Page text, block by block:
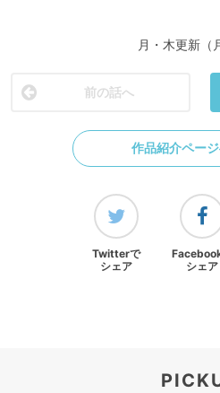
月・木更新（
前の話へ
作品紹介ペー
Twitterで
シェア
シェア